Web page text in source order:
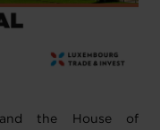
and the House of